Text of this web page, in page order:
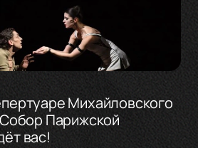
Михайловского
Парижской
вас!